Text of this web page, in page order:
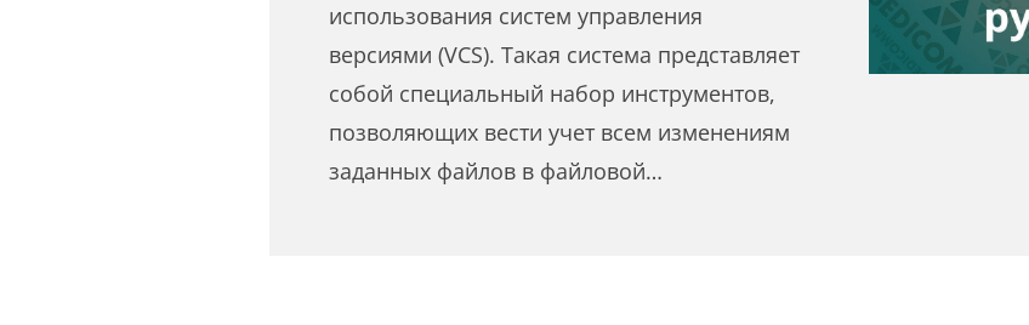
использования систем управления
версиями (VCS). Такая система представляет
собой специальный набор инструментов,
позволяющих вести учет всем изменениям
заданных файлов в файловой…